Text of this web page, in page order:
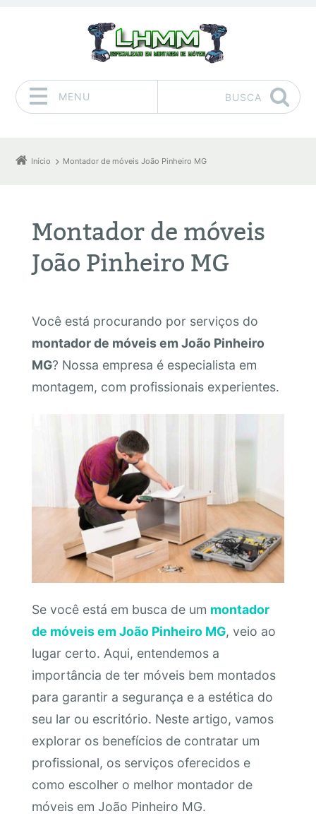
MENU BUSCA
Início Montador de móveis João Pinheiro MG
Montador de móveis
João Pinheiro MG
Você está procurando por serviços do
montador de móveis em João Pinheiro
MG? Nossa empresa é especialista em
montagem, com profissionais experientes.
Se você está em busca de um montador
de móveis em João Pinheiro MG, veio ao
lugar certo. Aqui, entendemos a
importância de ter móveis bem montados
para garantir a segurança e a estética do
seu lar ou escritório. Neste artigo, vamos
explorar os benefícios de contratar um
profissional, os serviços oferecidos e
como escolher o melhor montador de
móveis em João Pinheiro MG.